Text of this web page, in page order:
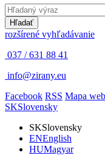
Hľadať
rozšírené vyhľadávanie
037 / 631 88 41
info@zirany.eu
Facebook RSS Mapa
SKSlovensky
SKSlovensky
ENEnglish
HUMagyar